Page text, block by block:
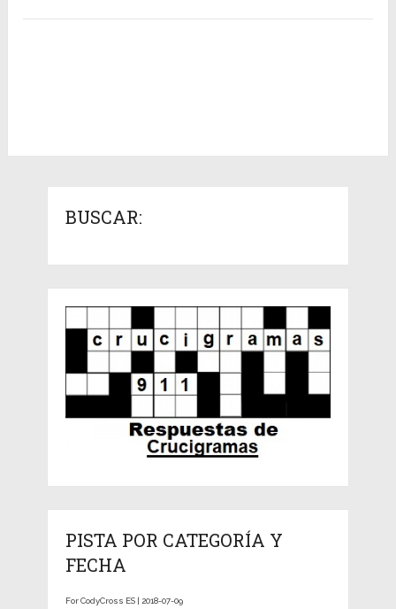
BUSCAR:
PISTA POR CATEGORÍA Y
FECHA
For CodyCross ES | 2018-07-09